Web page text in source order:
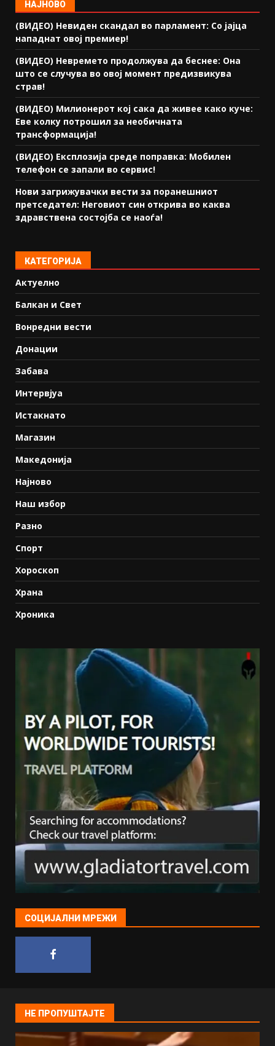
НАЈНОВО
(ВИДЕО) Невиден скандал во парламент: Со јајца
нападнат овој премиер!
(ВИДЕО) Невремето продолжува да беснее: Она
што се случува во овој момент предизвикува
страв!
(ВИДЕО) Милионерот кој сака да живее како куче:
Еве колку потрошил за необичната
трансформација!
(ВИДЕО) Експлозија среде поправка: Мобилен
телефон се запали во сервис!
Нови загрижувачки вести за поранешниот
претседател: Неговиот син открива во каква
здравствена состојба се наоѓа!
КАТЕГОРИЈА
Актуелно
Балкан и Свет
Вонредни вести
Донации
Забава
Интервјуа
Истакнато
Магазин
Македонија
Најново
Наш избор
Разно
Спорт
Хороскоп
Храна
Хроника
СОЦИЈАЛНИ МРЕЖИ
НЕ ПРОПУШТАЈТЕ